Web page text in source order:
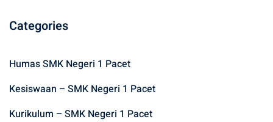
Categories
Humas SMK Negeri 1 Pacet
Kesiswaan – SMK Negeri 1 Pacet
Kurikulum – SMK Negeri 1 Pacet